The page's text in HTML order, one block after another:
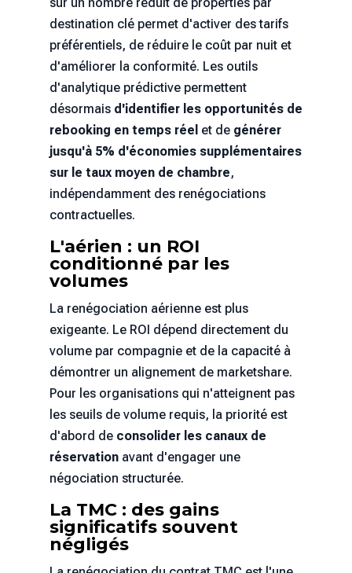
sur un nombre réduit de properties par
destination clé permet d'activer des tarifs
préférentiels, de réduire le coût par nuit et
d'améliorer la conformité. Les outils
d'analytique prédictive permettent
désormais d'identifier les opportunités de
rebooking en temps réel et de générer
jusqu'à 5% d'économies supplémentaires
sur le taux moyen de chambre,
indépendamment des renégociations
contractuelles.
L'aérien : un ROI
conditionné par les
volumes
La renégociation aérienne est plus
exigeante. Le ROI dépend directement du
volume par compagnie et de la capacité à
démontrer un alignement de marketshare.
Pour les organisations qui n'atteignent pas
les seuils de volume requis, la priorité est
d'abord de consolider les canaux de
réservationavant d'engager une
négociation structurée.
La TMC : des gains
significatifs souvent
négligés